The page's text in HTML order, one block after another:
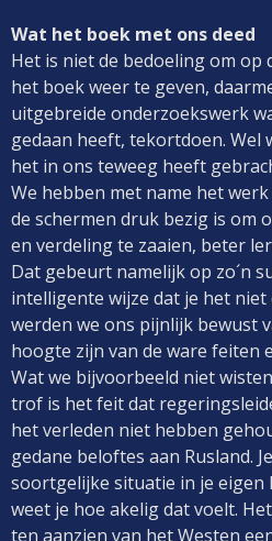
Wat het boek met ons deed
Het is niet de bedoeling om op
het boek weer te geven,
uitgebreide onderzoekswerk
gedaan heeft, tekortdoen. Wel
het in ons teweeg heeft
We hebben met name het
de schermen druk bezig is om
en verdeling te zaaien, beter
Dat gebeurt namelijk op zo´n
intelligente wijze dat je het
werden we ons pijnlijk bewust
hoogte zijn van de ware feiten
Wat we bijvoorbeeld niet
trof is het feit dat
het verleden niet hebben
gedane beloftes aan Rusland.
soortgelijke situatie in je eigen
weet je hoe akelig dat voelt.
ten aanzien van het Westen